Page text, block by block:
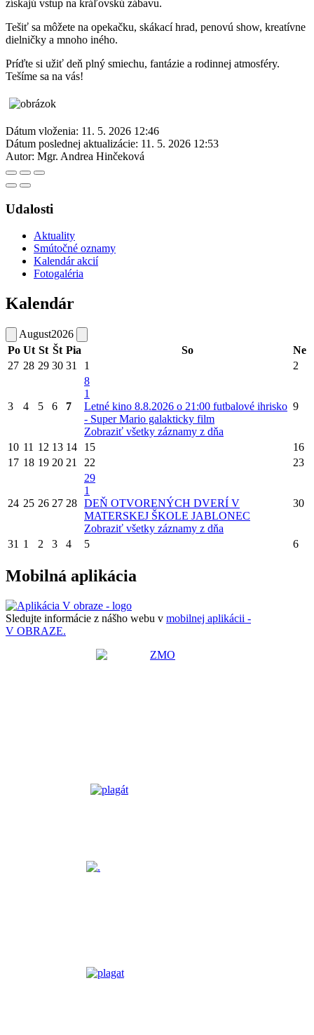
získajú vstup na kráľovskú zábavu.
Tešiť sa môžete na opekačku, skákací hrad, penovú show, kreatívne
dielničky a mnoho iného.
Príďte si užiť deň plný smiechu, fantázie a rodinnej atmosféry.
Tešíme sa na vás!
Dátum vloženia: 11. 5. 2026 12:46
Dátum poslednej aktualizácie: 11. 5. 2026 12:53
Autor: Mgr. Andrea Hinčeková
Udalosti
Aktuality
Smútočné oznamy
Kalendár akcií
Fotogaléria
Kalendár
August2026
Po Ut St Št Pia So
Ne
27 28 29 30 31 1 2
3 4 5 6 7
8
1
Letné kino 8.8.2026 o 21:00 futbalové ihrisko
- Super Mario galakticky film
Zobraziť všetky záznamy z dňa
9
10 11 12 13 14 15
16
17 18 19 20 21 22 23
24 25 26 27 28
29
1
DEŇ OTVORENÝCH DVERÍ V
MATERSKEJ ŠKOLE JABLONEC
Zobraziť všetky záznamy z dňa
30
31 1 2 3 4 5 6
Mobilná aplikácia
Sledujte informácie z nášho webu v mobilnej aplikácii -
V OBRAZE.